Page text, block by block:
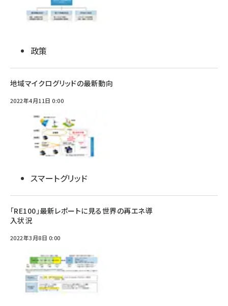
政策
地域マイクログリッドの最新動向
2022年4月11日 0:00
スマートグリッド
「RE100」最新レポートに見る世界の再エネ導
入状況
2022年3月8日 0:00